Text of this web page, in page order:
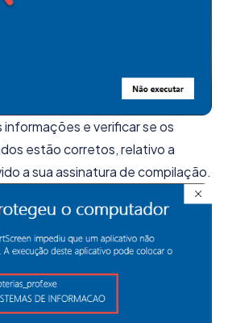
informações e verificar se os
estão corretos, relativo a
a sua assinatura de compilação.